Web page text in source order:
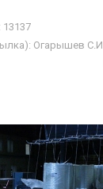
Огарышев С.И.